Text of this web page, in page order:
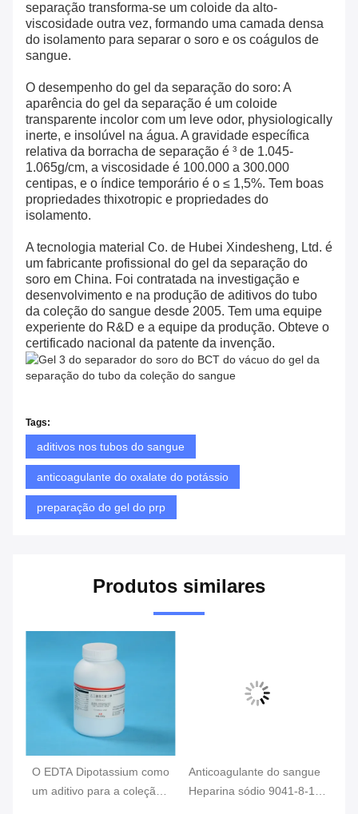
separação transforma-se um coloide da alto-
viscosidade outra vez, formando uma camada densa
do isolamento para separar o soro e os coágulos de
sangue.
O desempenho do gel da separação do soro: A
aparência do gel da separação é um coloide
transparente incolor com um leve odor, physiologically
inerte, e insolúvel na água. A gravidade específica
relativa da borracha de separação é ³ de 1.045-
1.065g/cm, a viscosidade é 100.000 a 300.000
centipas, e o índice temporário é o ≤ 1,5%. Tem boas
propriedades thixotropic e propriedades do
isolamento.
A tecnologia material Co. de Hubei Xindesheng, Ltd. é
um fabricante profissional do gel da separação do
soro em China. Foi contratada na investigação e
desenvolvimento e na produção de aditivos do tubo
da coleção do sangue desde 2005. Tem uma equipe
experiente do R&D e a equipe da produção. Obteve o
certificado nacional da patente da invenção.
Tags:
aditivos nos tubos do sangue
anticoagulante do oxalate do potássio
preparação do gel do prp
Produtos similares
como
Anticoagulante do sangue
Heparina sódio 9041-8-1
Aditivo da coleção do
sangue do lítio da